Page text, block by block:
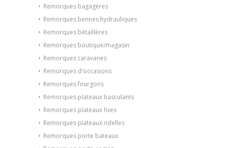
Remorques bagagères
Remorques bennes hydrauliques
Remorques bétaillères
Remorques boutique/magasin
Remorques caravanes
Remorques d'occasions
Remorques fourgons
Remorques plateaux basculants
Remorques plateaux fixes
Remorques plateaux ridelles
Remorques porte bateaux